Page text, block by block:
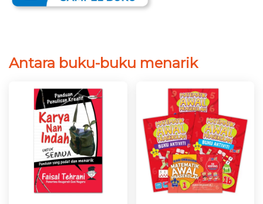
Antara buku-buku menarik